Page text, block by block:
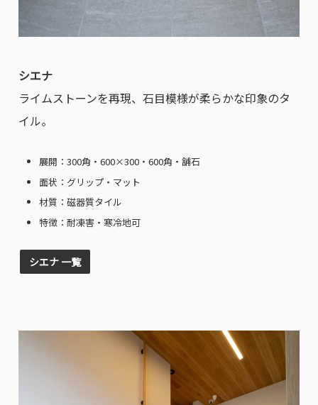
シエナ
ライムストーンを再現、石目模様が柔らかな印象のタ
イル。
展開：300角・600×300・600角・舗石
面状：グリップ・マット
材質：磁器質タイル
特徴：耐凍害・寒冷地可
シエナ 一覧